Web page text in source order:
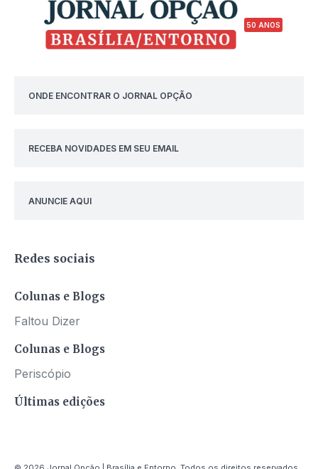
50 ANOS
ONDE ENCONTRAR O JORNAL OPÇÃO
RECEBA NOVIDADES EM SEU EMAIL
ANUNCIE AQUI
Redes sociais
Colunas e Blogs
Faltou Dizer
Colunas e Blogs
Periscópio
Últimas edições